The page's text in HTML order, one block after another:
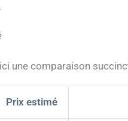
une comparaison
Prix estimé